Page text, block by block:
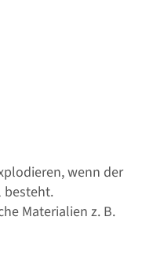
wenn der
besteht.
Materialien z. B.